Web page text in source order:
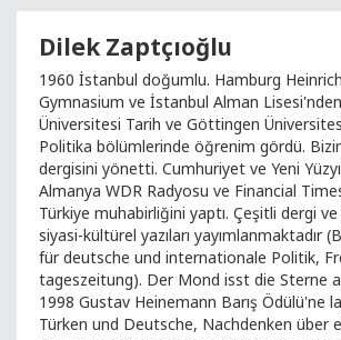
Dilek Zaptçıoğlu
1960 İstanbul doğumlu. Hamburg
Gymnasium ve İstanbul Alman
Üniversitesi Tarih ve Göttingen
Politika bölümlerinde öğrenim gördü.
dergisini yönetti. Cumhuriyet ve Yeni
Almanya WDR Radyosu ve Financial
Türkiye muhabirliğini yaptı. Çeşitli dergi
siyasi-kültürel yazıları yayımlanmaktadır
für deutsche und internationale Politik,
tageszeitung). Der Mond isst die Sterne
1998 Gustav Heinemann Barış Ödülü'ne
Türken und Deutsche, Nachdenken über